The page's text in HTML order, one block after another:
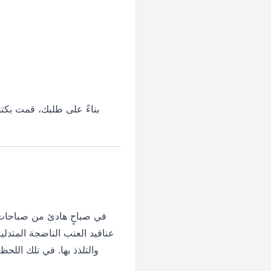
بناءً على طلبك، قمت
في صباحٍ هادئ من صباحات
عناقيد العنب الناضجة
والتلذذ بها. في تلك